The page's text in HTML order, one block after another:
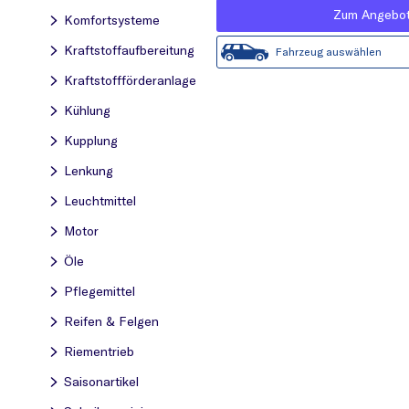
Komfortsysteme
Kraftstoff­aufbereitung
Kraftstoff­förderanlage
Kühlung
Kupplung
Lenkung
Leuchtmittel
Motor
Öle
Pflegemittel
Reifen & Felgen
Riementrieb
Saisonartikel
Zum
Fahrzeug auswählen